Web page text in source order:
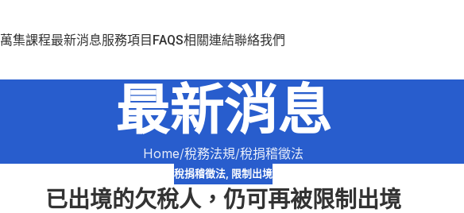
萬集課程最新消息服務項目 FAQS相關連結聯絡我們
最新消息
Home 稅務法規 稅捐稽徵法
稅捐稽徵法, 限制出境
已出境的欠稅人，仍可再被限制出境